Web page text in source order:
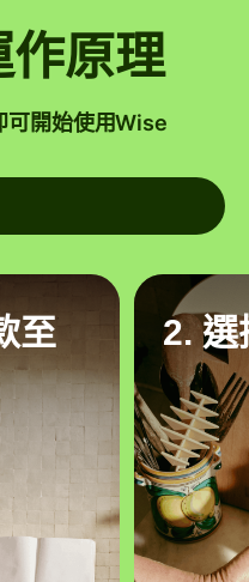
原理
可開始使用Wise
至
2. 選